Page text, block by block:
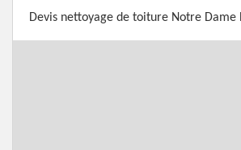
Devis nettoyage de toiture Notre Dame